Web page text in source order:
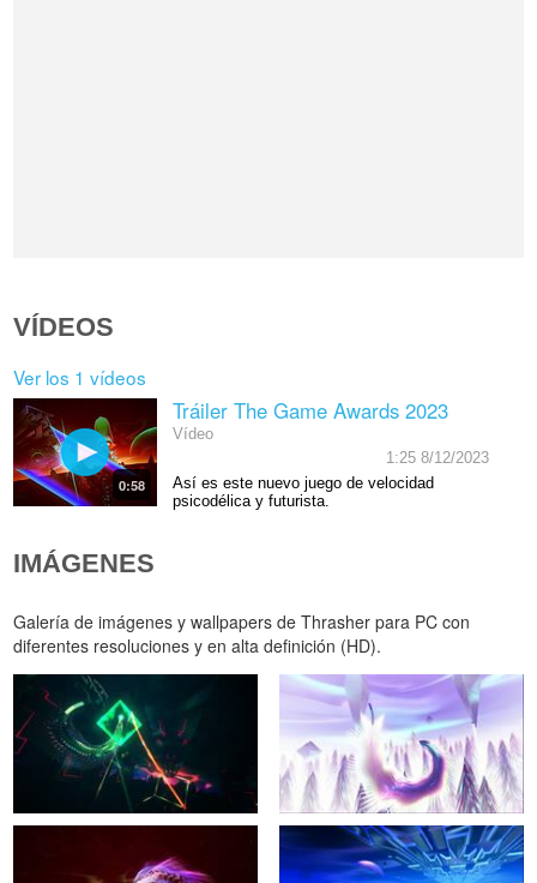
VÍDEOS
Ver los 1 vídeos
0:58
Tráiler The Game Awards 2023
Vídeo
1:25 8/12/2023
Así es este nuevo juego de velocidad
psicodélica y futurista.
IMÁGENES
Galería de imágenes y wallpapers de Thrasher para PC con
diferentes resoluciones y en alta definición (HD).